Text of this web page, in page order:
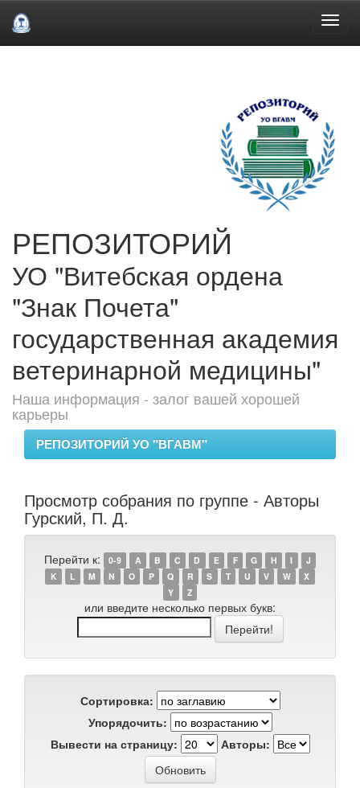
РЕПОЗИТОРИЙ
УО "Витебская ордена
"Знак Почета"
государственная академия
ветеринарной медицины"
Наша информация - залог вашей хорошей
карьеры
РЕПОЗИТОРИЙ УО "ВГАВМ"
Просмотр собрания по группе - Авторы
Гурский, П. Д.
Перейти к: 0-9 A B C D E F G H I
J
K
L M N O P Q R S T U V W
X
Y
Z
или введите несколько первых букв:
Сортировка:
Упорядочить:
Вывести на страницу:
Авторы: